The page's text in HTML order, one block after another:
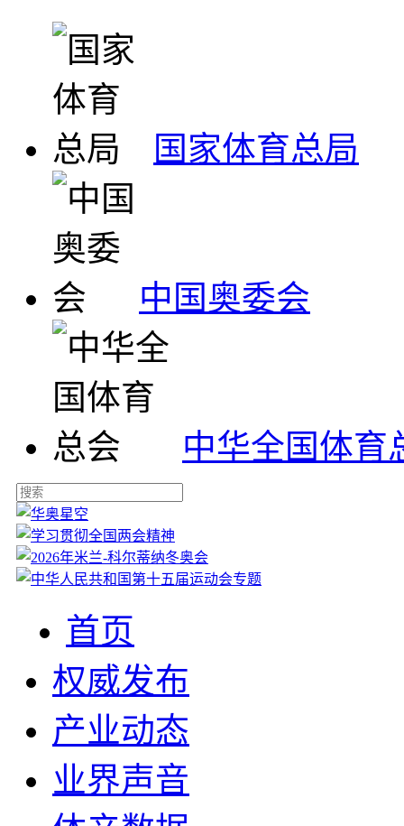
国家体育总局
中国奥委会
中华全国体育
首页
权威发布
产业动态
业界声音